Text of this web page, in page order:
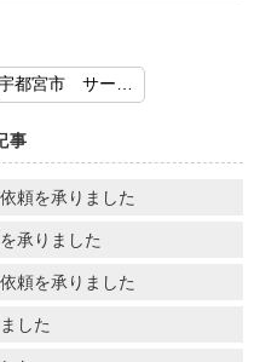
事
頼を承りました
承りました
頼を承りました
した